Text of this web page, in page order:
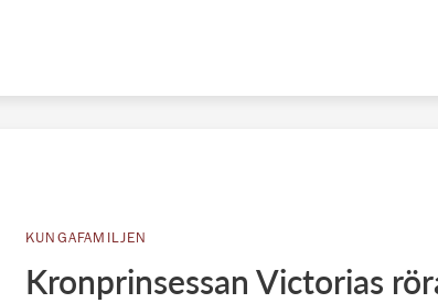
KUNGAFAMILJEN
Kronprinsessan Victorias